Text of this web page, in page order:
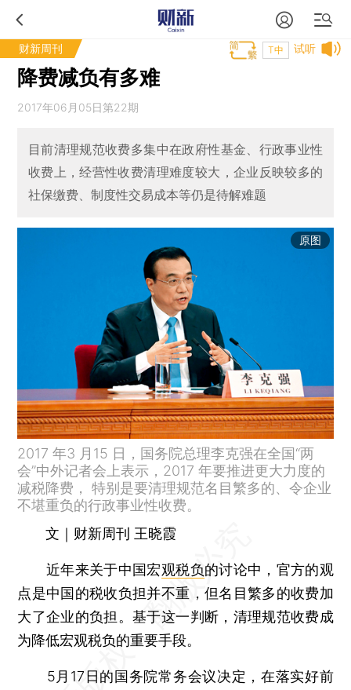
财新周刊 试听
T中
降费减负有多难
2017年06月05日第22期
目前清理规范收费多集中在政府性基金、行政事业性
收费上，经营性收费清理难度较大，企业反映较多的
社保缴费、制度性交易成本等仍是待解难题
原图
2017 年3 月15 日，国务院总理李克强在全国“两
会”中外记者会上表示，2017 年要推进更大力度的
减税降费， 特别是要清理规范名目繁多的、令企业
不堪重负的行政事业性收费。
文｜财新周刊 王晓霞
近年来关于中国宏观税负的讨论中，官方的观
点是中国的税收负担并不重，但名目繁多的收费加
大了企业的负担。基于这一判断，清理规范收费成
为降低宏观税负的重要手段。
5月17日的国务院常务会议决定，在落实好前